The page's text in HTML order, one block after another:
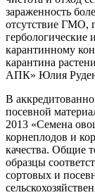
зараженность
отсутствие ГМО,
гербологические
карантинному
карантина
АПК» Юлия
В
посевной
2013 «Семена
корнеплодов и
качества. Общие
образцы
сортовых и